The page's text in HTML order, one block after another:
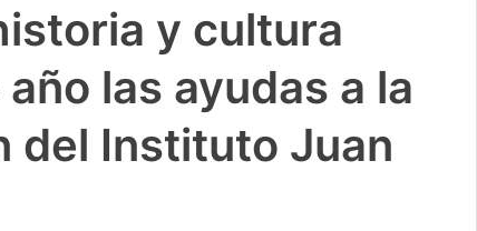
y cultura
las ayudas a la
del Instituto Juan